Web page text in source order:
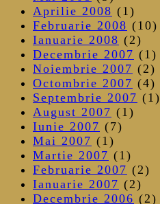
Aprilie 2008 (1)
Februarie 2008 (10)
Ianuarie 2008 (2)
Decembrie 2007 (1)
Noiembrie 2007 (2)
Octombrie 2007 (4)
Septembrie 2007 (1)
August 2007 (1)
Iunie 2007 (7)
Mai 2007 (1)
Martie 2007 (1)
Februarie 2007 (2)
Ianuarie 2007 (2)
Decembrie 2006 (2)